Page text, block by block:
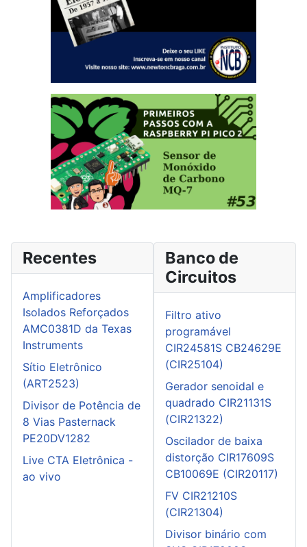
Recentes
Amplificadores
Isolados Reforçados
AMC0381D da Texas
Instruments
Sítio Eletrônico
(ART2523)
Divisor de Potência de
8 Vias Pasternack
PE20DV1282
Live CTA Eletrônica -
ao vivo
Banco de
Circuitos
Filtro ativo
programável
CIR24581S CB24629E
(CIR25104)
Gerador senoidal e
quadrado CIR21131S
(CIR21322)
Oscilador de baixa
distorção CIR17609S
CB10069E (CIR20117)
FV CIR21210S
(CIR21304)
Divisor binário com